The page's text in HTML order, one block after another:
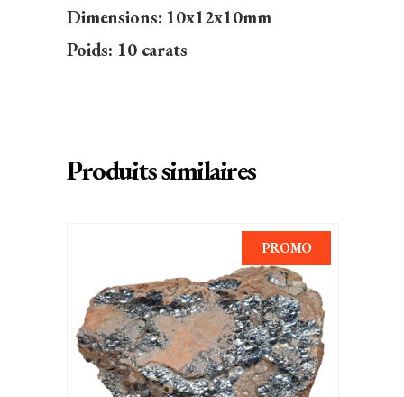
Dimensions: 10x12x10mm
Poids: 10 carats
Produits similaires
PROMO
AJOUTER AU PANIER